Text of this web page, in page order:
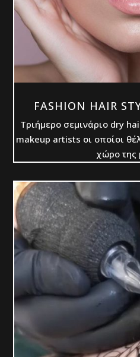
FASHION HAIR
Tριήμερο σεμινάριο dry
makeup artists οι οποίοι
χώρο της